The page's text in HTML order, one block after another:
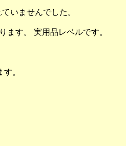
いませんでした。
ます。 実用品レベルです。
。